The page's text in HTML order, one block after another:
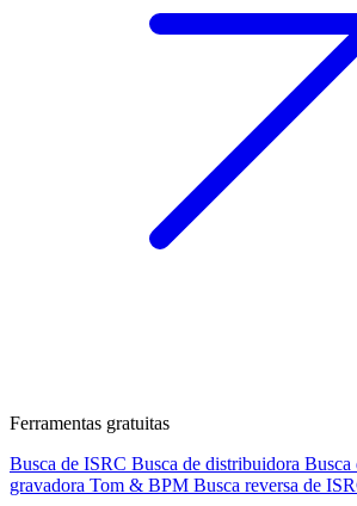
Ferramentas gratuitas
Busca de ISRC Busca de distribuidora Busca
gravadora Tom & BPM Busca reversa de